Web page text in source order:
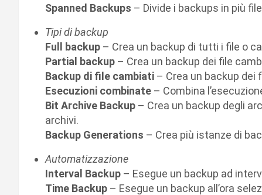
Spanned Backups – Divide i backups in più
Tipi di backup
Full backup – Crea un backup di tutti i file o
Partial backup – Crea un backup dei file
Backup di file cambiati – Crea un backup dei
Esecuzioni combinate – Combina
Bit Archive Backup – Crea un backup degli
archivi.
Backup Generations – Crea più istanze di
Automatizzazione
Interval Backup – Esegue un backup ad
Time Backup – Esegue un backup all’ora